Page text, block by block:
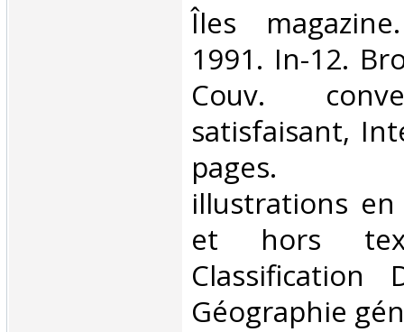
‎Îles
1991. In-12.
Couv.
satisfaisant,
pages.
illustrations
et hors
Classification
Géographie